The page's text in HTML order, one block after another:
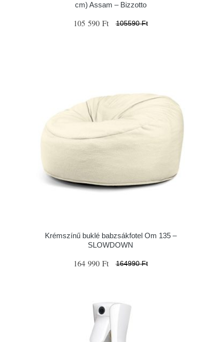
cm) Assam – Bizzotto
105 590 Ft 105590 Ft
Krémszínű buklé babzsákfotel Om 135 –
SLOWDOWN
164 990 Ft 164990 Ft